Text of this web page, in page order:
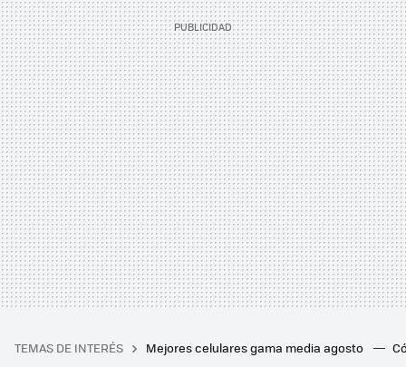
TEMAS DE INTERÉS Mejores celulares gama media agosto